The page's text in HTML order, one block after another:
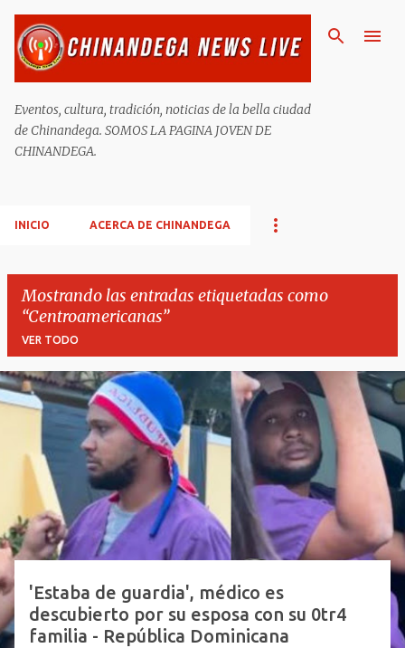
Eventos, cultura, tradición, noticias de la bella ciudad
de Chinandega. SOMOS LA PAGINA JOVEN DE
CHINANDEGA.
INICIO ACERCA DE CHINANDEGA
Mostrando las entradas etiquetadas como
Centroamericanas
VER TODO
E
d
a
s
'Estaba de guardia', médico es
descubierto por su esposa con su 0tr4
familia - República Dominicana